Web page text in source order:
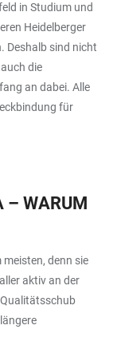
in Studium und
Heidelberger
Deshalb sind nicht
die
an dabei. Alle
für
– WARUM
denn sie
aktiv an der